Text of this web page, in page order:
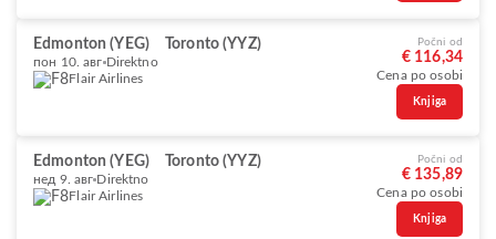
Edmonton (YEG) Toronto (YYZ)
пон 10. авг Direktno
Flair Airlines
Počni od
€ 116,34
Cena po osobi
Knjiga
Edmonton (YEG) Toronto (YYZ)
нед 9. авг Direktno
Flair Airlines
Počni od
€ 135,89
Cena po osobi
Knjiga